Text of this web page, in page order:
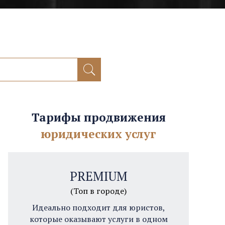
Тарифы продвижения
юридических услуг
PREMIUM
(Топ в городе)
Идеально подходит для юристов,
которые оказывают услуги в одном